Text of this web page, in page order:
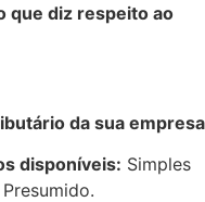
que diz respeito ao
da sua empresa
disponíveis: Simples